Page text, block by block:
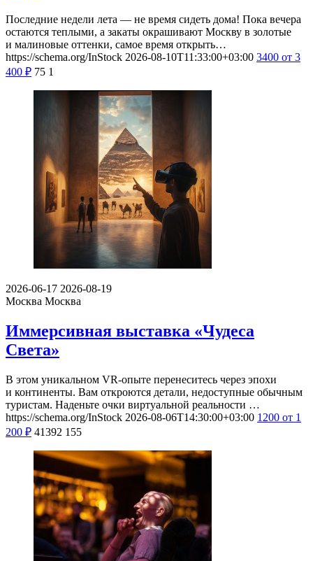
Последние недели лета — не время сидеть дома! Пока вечера
остаются теплыми, а закаты окрашивают Москву в золотые
и малиновые оттенки, самое время открыть…
https://schema.org/InStock 2026-08-10T11:33:00+03:00 3400 от 3
400 ₽ 75 1
2026-06-17 2026-08-19
Москва Москва
Иммерсивная выставка «Чудеса
Света»
В этом уникальном VR-опыте перенеситесь через эпохи
и континенты. Вам откроются детали, недоступные обычным
туристам. Наденьте очки виртуальной реальности …
https://schema.org/InStock 2026-08-06T14:30:00+03:00 1200 от 1
200 ₽ 41392 155